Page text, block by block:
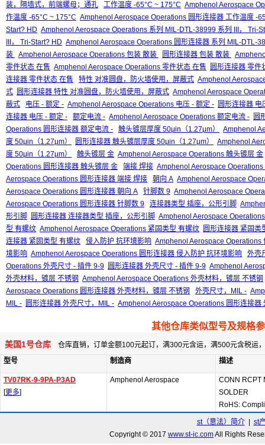
装，隔墙式，前端螺母；通孔
工作温度 -65°C ~ 175°C Amphenol Aerospace
作温度 -65°C ~ 175°C Amphenol Aerospace Operations 圆形连接器 工作温度 -
Start? HD Amphenol Aerospace Operations 系列 MIL-DTL-38999 系列 III， Tri-
III， Tri-Start? HD Amphenol Aerospace Operations 圆形连接器 系列 MIL-DTL-
装
Amphenol Aerospace Operations 包装 散装 圆形连接器 包装 散装
零件状态 在售 Amphenol Aerospace Operations 零件状态 在售
圆形连接器 零件
连接器 零件状态 在售
特性 对准圆盘，防火墙使用，屏蔽式 Amphenol
式 圆形连接器 特性 对准圆盘，防火墙使用，屏蔽式 Amphenol Aerospace
蔽式
电压 - 额定 - Amphenol Aerospace Operations 电压 - 额定 - 圆形连接器 电
连接器 电压 - 额定 -
额定电流 - Amphenol Aerospace Operations 额定电流 - 圆
Operations 圆形连接器 额定电流 -
触头镀层厚度 50μin（1.27μm）
Amphenol
度 50μin（1.27μm）
圆形连接器 触头镀层厚度 50μin（1.27μm）
Amphenol
度 50μin（1.27μm）
触头镀层 金 Amphenol Aerospace Operations 触头镀层 金
Operations 圆形连接器 触头镀层 金
端接 焊接 Amphenol Aerospace Operations
Aerospace Operations 圆形连接器 端接 焊接
朝向 A Amphenol Aerospace
Aerospace Operations 圆形连接器 朝向 A
针脚数 9 Amphenol Aerospace
Aerospace Operations 圆形连接器 针脚数 9
连接器类型 插座，公形引脚
形引脚 圆形连接器 连接器类型 插座，公形引脚 Amphenol Aerospace
型 有螺纹 Amphenol Aerospace Operations 紧固类型 有螺纹 圆形连接器 紧固类
连接器 紧固类型 有螺纹
侵入防护 抗环境影响 Amphenol Aerospace Operations
境影响 Amphenol Aerospace Operations 圆形连接器 侵入防护 抗环境影响
外壳
Operations 外壳尺寸 - 插件 9-9 圆形连接器 外壳尺寸 - 插件 9-9 Amphenol
外壳材料，镀层 不锈钢 Amphenol Aerospace Operations 外壳材料，镀层 不锈钢
Aerospace Operations 圆形连接器 外壳材料，镀层 不锈钢
外壳尺寸，MIL -
MIL - 圆形连接器 外壳尺寸，MIL - Amphenol Aerospace Operations 圆形连接器
其他仓库类似型号及规格
美国1号仓库 仓库直销，订单金额100元起订，满300元含运，满500元含税运
型号
制造商 描述
TV07RK-9-9PA-P3AD
[更多]
Amphenol Aerospace
CONN RCPT
SOLDER
RoHS:
st（意法）简介| st
Copyright © 2017 www.st-ic.comAll Rights